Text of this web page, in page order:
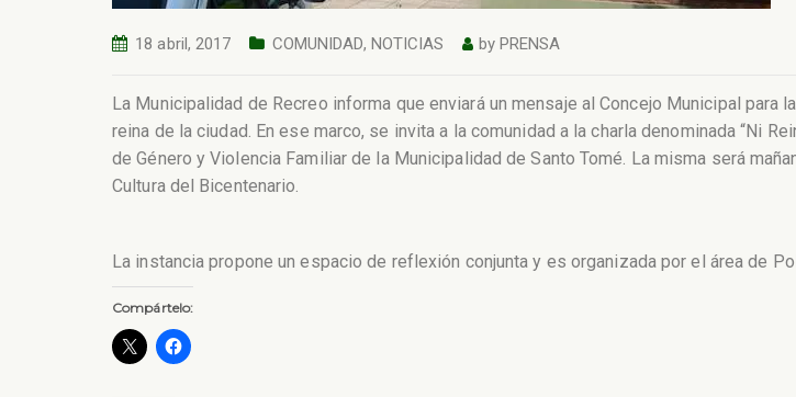
18 abril, 2017 COMUNIDAD, NOTICIAS by PRENSA
La Municipalidad de Recreo informa que enviará un mensaje al Concejo Municipal
reina de la ciudad. En ese marco, se invita a la comunidad a la charla denominada “Ni
de Género y Violencia Familiar de la Municipalidad de Santo Tomé. La misma será
Cultura del Bicentenario.
La instancia propone un espacio de reflexión conjunta y es organizada por el área de
Compártelo: